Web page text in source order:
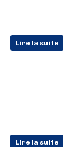
Lire la suite
Lire la suite